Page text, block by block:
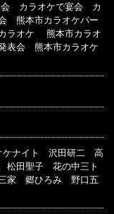
カラオケで宴会 カ
熊本市カラオケパー
ラオケ 熊本市カラオ
表会 熊本市カラオケ
ケナイト 沢田研二 高
松田聖子 花の中三ト
家 郷ひろみ 野口五